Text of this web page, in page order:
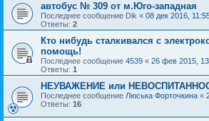
автобус № 309 от м.Юго-западная
Последнее сообщение Dik « 08 дек 2016,
Ответы: 2
Кто нибудь сталкивался с
помощь!
Последнее сообщение 4539 « 26 фев 2015,
Ответы: 1
НЕУВАЖЕНИЕ или
Последнее сообщение Люська Форточкина «
Ответы: 16